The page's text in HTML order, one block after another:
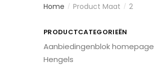
Home / Product Maat / 2
PRODUCTCATEGORIEËN
Aanbiedingenblok homepage
Hengels